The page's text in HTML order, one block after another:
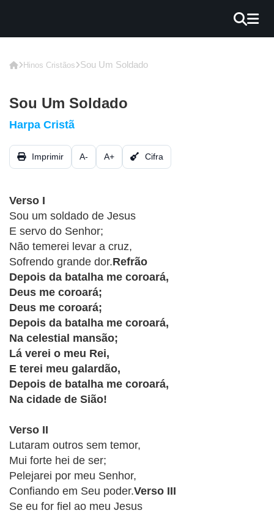
GRÁTIS
GUITAR
CIFRA
VÍDEO
HINOS
CRISTÃOS
TEORIA
MUSICAL
MINI
DOC
REVIEW
PLAYBACK
AUTORES
DA
HARPA
Hinos Cristãos Sou Um Soldado
Sou Um Soldado
Harpa Cristã
Imprimir A- A+ Cifra
Verso I
Sou um soldado de Jesus
E servo do Senhor;
Não temerei levar a cruz,
Sofrendo grande dor.Refrão
Depois da batalha me coroará,
Deus me coroará;
Deus me coroará;
Depois da batalha me coroará,
Na celestial mansão;
Lá verei o meu Rei,
E terei meu galardão,
Depois de batalha me coroará,
Verso II
Lutaram outros sem temor,
Mui forte hei de ser;
Pelejarei por meu Senhor,
Confiando em Seu poder.Verso III
Se eu for fiel ao meu Jesus